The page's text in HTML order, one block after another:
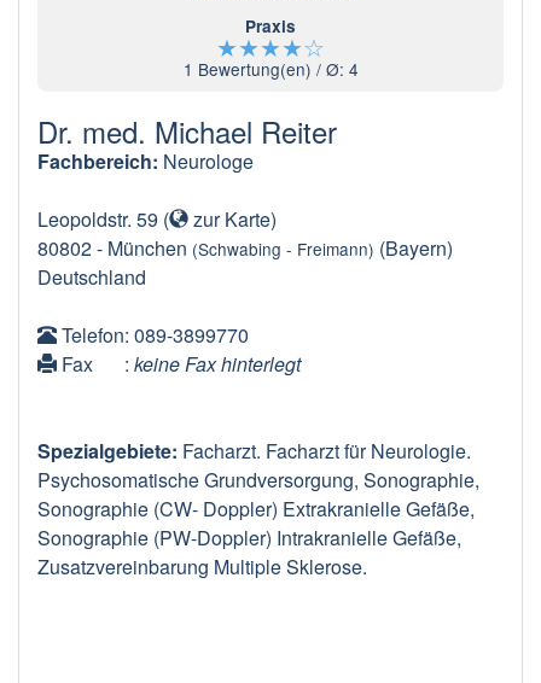
Praxis
★★★★☆
1 Bewertung(en) / Ø: 4
Dr. med. Michael Reiter
Fachbereich: Neurologe
Leopoldstr. 59 ( zur Karte)
80802- München (Schwabing - Freimann) (Bayern)
Deutschland
Telefon: 089-3899770
Fax
: keine Fax hinterlegt
Spezialgebiete: Facharzt. Facharzt für Neurologie.
Psychosomatische Grundversorgung, Sonographie,
Sonographie (CW- Doppler) Extrakranielle Gefäße,
Sonographie (PW-Doppler) Intrakranielle Gefäße,
Zusatzvereinbarung Multiple Sklerose.